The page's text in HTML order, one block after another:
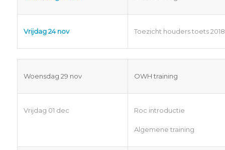
Vrijdag 24 nov Toezicht houders toets 2018
Woensdag 29 nov OWH training
Vrijdag 01 dec Roc introductie
Algemene training